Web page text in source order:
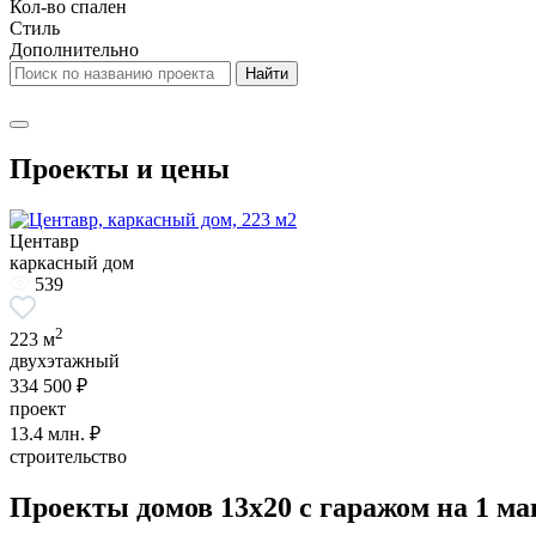
Кол-во спален
Стиль
Дополнительно
Проекты и цены
Центавр
каркасный дом
539
223 м2
двухэтажный
334 500 ₽
проект
13.4 млн. ₽
строительство
Проекты домов 13x20 с гаражом на 1